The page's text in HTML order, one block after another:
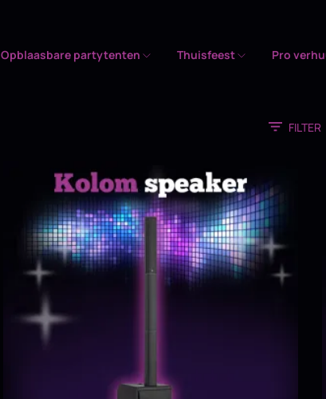
Opblaasbare partytenten Thuisfeest Pro
FILTER